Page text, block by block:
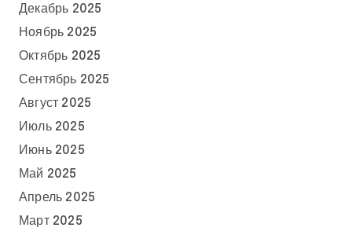
Декабрь 2025
Ноябрь 2025
Октябрь 2025
Сентябрь 2025
Август 2025
Июль 2025
Июнь 2025
Май 2025
Апрель 2025
Март 2025